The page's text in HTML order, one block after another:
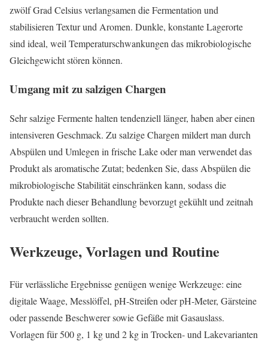
zwölf Grad Celsius verlangsamen die Fermentation und
stabilisieren Textur und Aromen. Dunkle, konstante Lagerorte
sind ideal, weil Temperaturschwankungen das mikrobiologische
Gleichgewicht stören können.
Umgang mit zu salzigen Chargen
Sehr salzige Fermente halten tendenziell länger, haben aber einen
intensiveren Geschmack. Zu salzige Chargen mildert man durch
Abspülen und Umlegen in frische Lake oder man verwendet das
Produkt als aromatische Zutat; bedenken Sie, dass Abspülen die
mikrobiologische Stabilität einschränken kann, sodass die
Produkte nach dieser Behandlung bevorzugt gekühlt und zeitnah
verbraucht werden sollten.
Werkzeuge, Vorlagen und Routine
Für verlässliche Ergebnisse genügen wenige Werkzeuge: eine
digitale Waage, Messlöffel, pH‑Streifen oder pH‑Meter, Gärsteine
oder passende Beschwerer sowie Gefäße mit Gasauslass.
Vorlagen für 500 g, 1 kg und 2 kg in Trocken‑ und Lakevarianten